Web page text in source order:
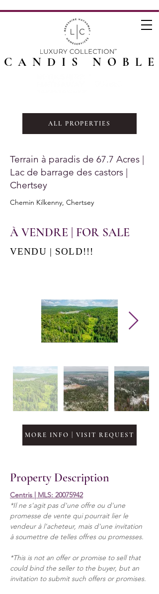
CANDIS NOBLE
ALL PROPERTIES
Terrain à paradis de 67.7 Acres |
Lac de barrage des castors |
Chertsey
Chemin Kilkenny, Chertsey
À VENDRE | FOR SALE
VENDU | SOLD!!!
MORE INFO | VISIT REQUEST
Property Description
Centris | MLS: 20075942
*Il ne s'agit pas d'une offre ou d'une
promesse de vente qui pourrait lier le
vendeur à l'acheteur, mais d'une invitation
à soumettre de telles offres ou promesses.
*This is not an offer or promise to sell that
could bind the seller to the buyer, but an
invitation to submit such offers or promises.